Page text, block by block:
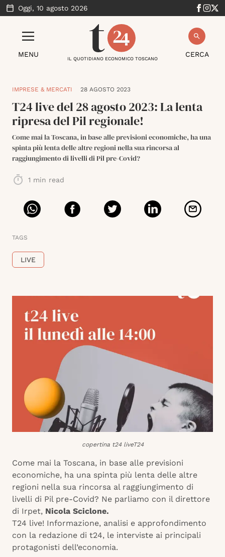
Oggi, 10 agosto 2026
MENU CERCA
IL QUOTIDIANO ECONOMICO TOSCANO
IMPRESE & MERCATI 28 AGOSTO 2023
T24 live del 28 agosto 2023: La lenta
ripresa del Pil regionale!
Come mai la Toscana, in base alle previsioni economiche, ha una
spinta più lenta delle altre regioni nella sua rincorsa al
raggiungimento di livelli di Pil pre-Covid?
1 min read
TAGS
LIVE
copertina t24 liveT24
Come mai la Toscana, in base alle previsioni
economiche, ha una spinta più lenta delle altre
regioni nella sua rincorsa al raggiungimento di
livelli di Pil pre-Covid? Ne parliamo con il direttore
di Irpet, Nicola Sciclone.
T24 live! Informazione, analisi e approfondimento
con la redazione di t24, le interviste ai principali
protagonisti dell’economia.